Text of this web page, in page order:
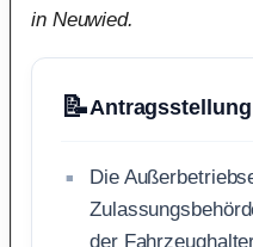
in Neuwied.
📝Antragsstellung
Die
der